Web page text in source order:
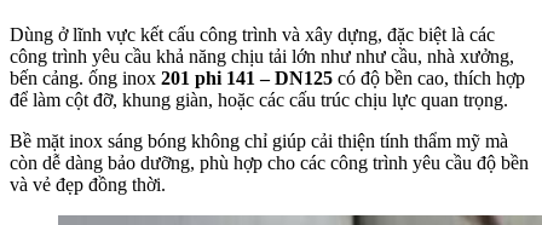
Dùng ở lĩnh vực kết cấu công trình và xây dựng, đặc biệt là các
công trình yêu cầu khả năng chịu tải lớn như như cầu, nhà xưởng,
bến cảng. ống inox 201 phi 141 – DN125 có độ bền cao, thích hợp
để làm cột đỡ, khung giàn, hoặc các cấu trúc chịu lực quan trọng.
Bề mặt inox sáng bóng không chỉ giúp cải thiện tính thẩm mỹ mà
còn dễ dàng bảo dưỡng, phù hợp cho các công trình yêu cầu độ bền
và vẻ đẹp đồng thời.